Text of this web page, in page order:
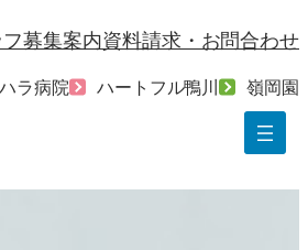
募集案内資料請求・お問合わせ
ラ病院 ハートフル鴨川
嶺岡園